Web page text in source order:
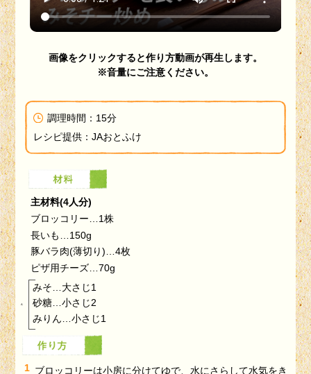
画像をクリックすると作り方動画が再生します。
※音量にご注意ください。
調理時間：15分
レシピ提供：JAおとふけ
主材料(4人分)
ブロッコリー…1株
長いも…150g
豚バラ肉(薄切り)…4枚
ピザ用チーズ…70g
みそ…大さじ1
砂糖…小さじ2
みりん…小さじ1
ブロッコリーは小房に分けてゆで、水にさらして水気をき